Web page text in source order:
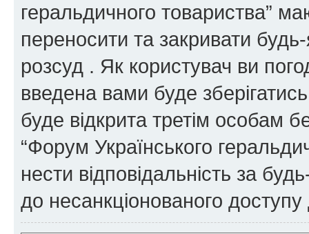
геральдичного товариства”
переносити та закривати
розсуд . Як користувач ви
введена вами буде
буде відкрита третім особам
“Форум Українського
нести відповідальність за
до несанкціонованого доступу